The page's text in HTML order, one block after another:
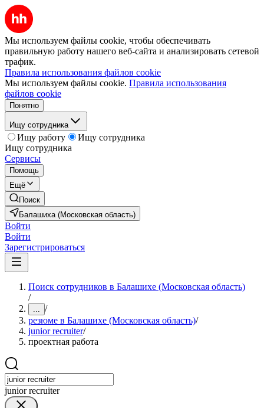
Мы используем файлы cookie, чтобы обеспечивать
правильную работу нашего веб-сайта и анализировать сетевой
трафик.
Правила использования файлов cookie
Мы используем файлы cookie. Правила использования
файлов cookie
Понятно
Ищу сотрудника
Ищу работу
Ищу сотрудника
Ищу сотрудника
Сервисы
Помощь
Ещё
Поиск
Балашиха (Московская область)
Войти
Войти
Зарегистрироваться
Поиск сотрудников в Балашихе (Московская область)
/
... /
резюме в Балашихе (Московская область)/
junior recruiter/
проектная работа
junior recruiter